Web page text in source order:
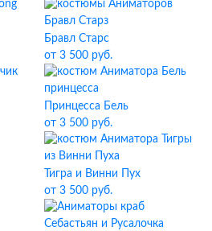
Бравл Старс
от 3 500 руб.
Принцесса Бель
от 3 500 руб.
Тигра и Винни Пух
от 3 500 руб.